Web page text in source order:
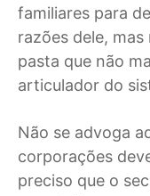
familiares para
razões dele,
pasta que não
articulador do
Não se advoga
corporações
preciso que o